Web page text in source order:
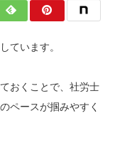
ています。
おくことで、社労士
ペースが掴みやすく